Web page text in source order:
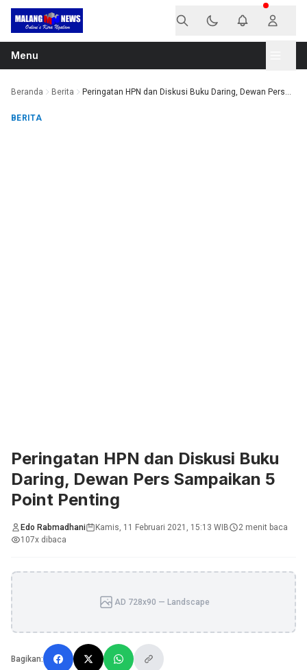
Langsung ke konten
Menu
Beranda Berita Peringatan HPN dan Diskusi Buku Daring, Dewan Pers...
BERITA
Peringatan HPN dan Diskusi Buku
Daring, Dewan Pers Sampaikan 5
Point Penting
Edo Rabmadhani Kamis, 11 Februari 2021, 15:13 WIB
2 menit baca
107x dibaca
AD 728x90 — Landscape
Bagikan: